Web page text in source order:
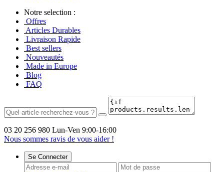
Notre selection :
Offres
Articles Durables
Livraison Rapide
Best sellers
Nouveautés
Made in Europe
Blog
FAQ
03 20 256 980 Lun-Ven 9:00-16:00
Nous sommes ravis de vous aider !
Se Connecter